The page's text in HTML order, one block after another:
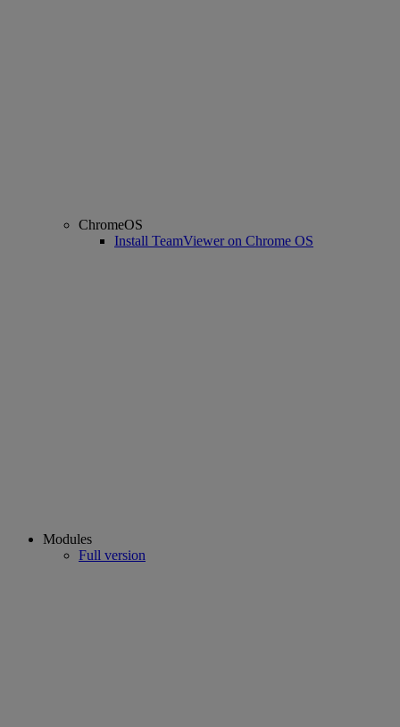
ChromeOS
Install TeamViewer on Chrome OS
Modules
Full version